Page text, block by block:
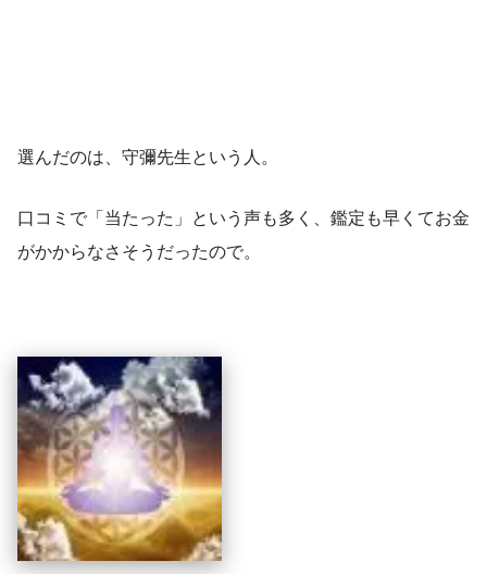
選んだのは、守彌先生という人。
口コミで「当たった」という声も多く、鑑定も早くてお金
がかからなさそうだったので。